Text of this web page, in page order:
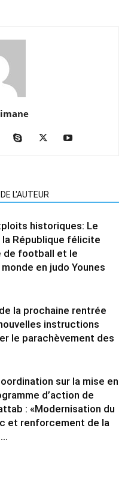
L'AUTEUR
historiques: Le
République félicite
de football et le
en judo Younes
la prochaine rentrée
instructions
le parachèvement des
sur la mise en
d’action de
: «Modernisation du
et renforcement de la